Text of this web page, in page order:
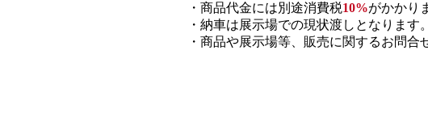
・商品代金には別途消費税10%がかかり
・納車は展示場での現状渡しとなります
・商品や展示場等、販売に関するお問合